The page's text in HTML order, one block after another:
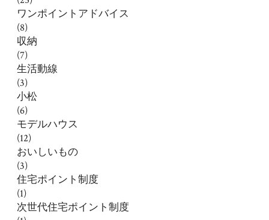
ワンポイントアドバイス
(8)
収納
(7)
生活動線
(3)
小松
(6)
モデルハウス
(12)
おいしいもの
(3)
住宅ポイント制度
(1)
次世代住宅ポイント制度